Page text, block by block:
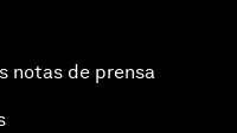
notas de prensa